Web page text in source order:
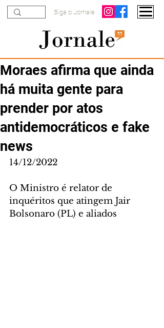
Siga o Jornale
Moraes afirma que ainda
há muita gente para
prender por atos
antidemocráticos e fake
news
14/12/2022
O Ministro é relator de
inquéritos que atingem Jair
Bolsonaro (PL) e aliados